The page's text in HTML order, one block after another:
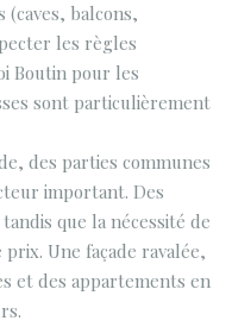
(caves, balcons,
les règles
Boutin pour les
sont particulièrement
des parties communes
important. Des
que la nécessité de
Une façade ravalée,
et des appartements en